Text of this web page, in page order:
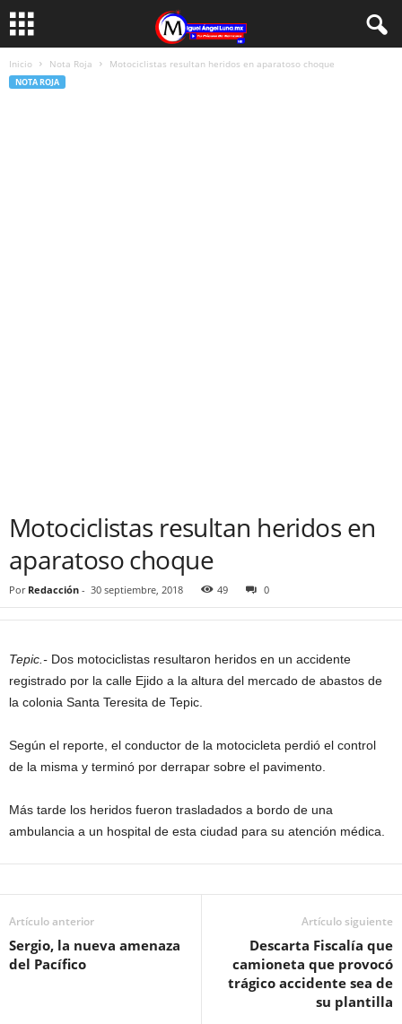
Inicio Nota Roja Motociclistas resultan heridos en aparatoso choque
NOTA ROJA
Motociclistas resultan heridos en
aparatoso choque
Por Redacción - 30 septiembre, 2018 49 0
Tepic.- Dos motociclistas resultaron heridos en un accidente
registrado por la calle Ejido a la altura del mercado de abastos de
la colonia Santa Teresita de Tepic.
Según el reporte, el conductor de la motocicleta perdió el control
de la misma y terminó por derrapar sobre el pavimento.
Más tarde los heridos fueron trasladados a bordo de una
ambulancia a un hospital de esta ciudad para su atención médica.
Artículo anterior
Sergio, la nueva amenaza
del Pacífico
Artículo siguiente
Descarta Fiscalía que
camioneta que provocó
trágico accidente sea de
su plantilla